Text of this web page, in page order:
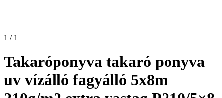
1 / 1
Takaróponyva takaró ponyva
uv vízálló fagyálló 5x8m